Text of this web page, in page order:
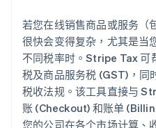
若您在线销售商品或服务（
很快会变得复杂，尤其是当
不同税率时。Stripe Tax 可
税及商品服务税 (GST)，同
税收法规。该工具直接与
账 (Checkout) 和账单
您的公司在各个市场计算、